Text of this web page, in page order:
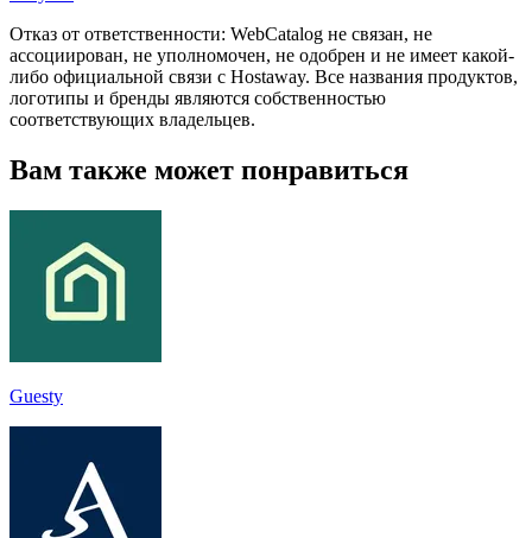
Отказ от ответственности: WebCatalog не связан, не
ассоциирован, не уполномочен, не одобрен и не имеет какой-
либо официальной связи с Hostaway. Все названия продуктов,
логотипы и бренды являются собственностью
соответствующих владельцев.
Вам также может понравиться
Guesty